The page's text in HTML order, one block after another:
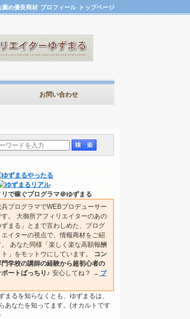
トップページ
プロフィール
薦め優良商材
お問い合わせ
リで稼ぐプログラマ＠ゆずまる
プログラマでWEBプロデューサー
す。 大御所アフィリエイターのあの
まる」とまで言わしめた、プログ
イターの視点で、情報商材をご紹
あなた同様「楽しく楽な高額報酬
」をモットウにしています。
コン
門学校の講師の経験から超初心者の
ートばっちり♪ 安心してね？ → プ
まるを知らなくとも、ゆずまるは、
あなたを知ってます。(オカルトです